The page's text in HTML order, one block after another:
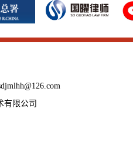
有限公司